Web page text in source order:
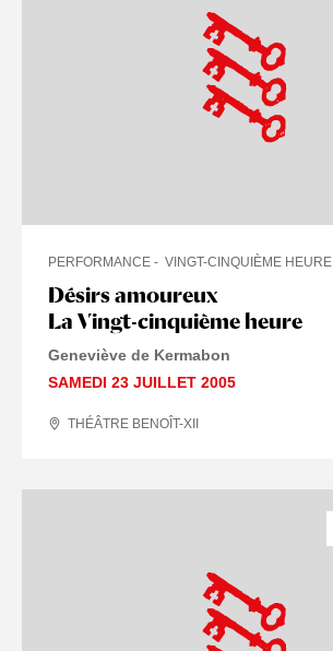
Désirs amoureux
La Vingt-cinquième heure
PERFORMANCE VINGT-CINQUIÈME HEURE
Geneviève de Kermabon
SAMEDI 23 JUILLET 2005
THÉÂTRE BENOÎT-XII